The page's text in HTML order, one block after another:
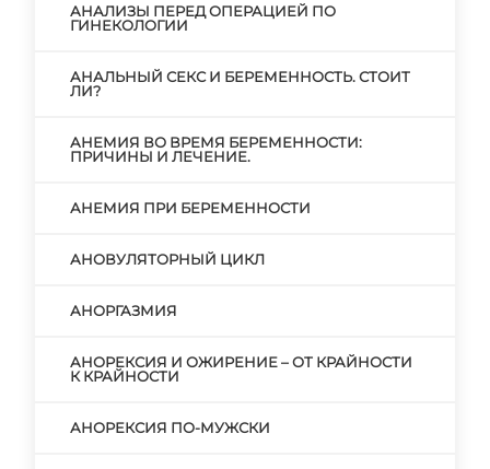
АНАЛИЗЫ ПЕРЕД ОПЕРАЦИЕЙ ПО
ГИНЕКОЛОГИИ
АНАЛЬНЫЙ СЕКС И БЕРЕМЕННОСТЬ. СТОИТ
ЛИ?
АНЕМИЯ ВО ВРЕМЯ БЕРЕМЕННОСТИ:
ПРИЧИНЫ И ЛЕЧЕНИЕ.
АНЕМИЯ ПРИ БЕРЕМЕННОСТИ
АНОВУЛЯТОРНЫЙ ЦИКЛ
АНОРГАЗМИЯ
АНОРЕКСИЯ И ОЖИРЕНИЕ – ОТ КРАЙНОСТИ
К КРАЙНОСТИ
АНОРЕКСИЯ ПО-МУЖСКИ